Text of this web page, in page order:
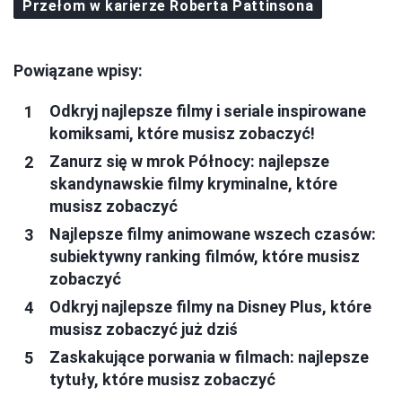
Przełom w karierze Roberta Pattinsona
Powiązane wpisy:
Odkryj najlepsze filmy i seriale inspirowane
komiksami, które musisz zobaczyć!
Zanurz się w mrok Północy: najlepsze
skandynawskie filmy kryminalne, które
musisz zobaczyć
Najlepsze filmy animowane wszech czasów:
subiektywny ranking filmów, które musisz
zobaczyć
Odkryj najlepsze filmy na Disney Plus, które
musisz zobaczyć już dziś
Zaskakujące porwania w filmach: najlepsze
tytuły, które musisz zobaczyć